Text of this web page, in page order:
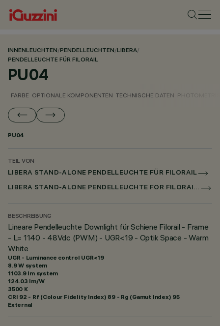
INNENLEUCHTEN/PENDELLEUCHTEN/LIBERA/
PENDELLEUCHTE FÜR FILORAIL
PU04
FARBE OPTIONALE KOMPONENTEN TECHNISCHE DATEN
PU04
TEIL VON
LIBERA STAND-ALONE PENDELLEUCHTE FÜR FILORAIL
LIBERA STAND-ALONE PENDELLEUCHTE FOR FILORAIL DALI BROADCAST
BESCHREIBUNG
Lineare Pendelleuchte Downlight für Schiene Filorail - Frame
- L= 1140 - 48Vdc (PWM) - UGR<19 - Optik Space - Warm
White
UGR - Luminance control UGR<19
8.9 W system
1103.9 lm system
124.03 lm/W
3500 K
CRI 92 - Rf (Colour Fidelity Index) 89 - Rg (Gamut Index) 95
External